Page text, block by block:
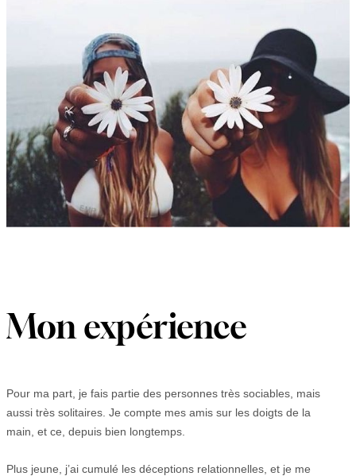
Mon expérience
Pour ma part, je fais partie des personnes très sociables, mais
aussi très solitaires. Je compte mes amis sur les doigts de la
main, et ce, depuis bien longtemps.
Plus jeune, j’ai cumulé les déceptions relationnelles, et je me